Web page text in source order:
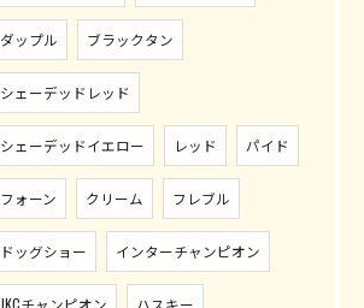
ダップル ブラックタン
シェーデッドレッド
シェーデッドイエロー レッド パイド
フォーン クリーム フレブル
ドッグショー インターチャンピオン